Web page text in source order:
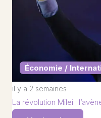
Économie /
il y a 2 semaines
La révolution Milei :